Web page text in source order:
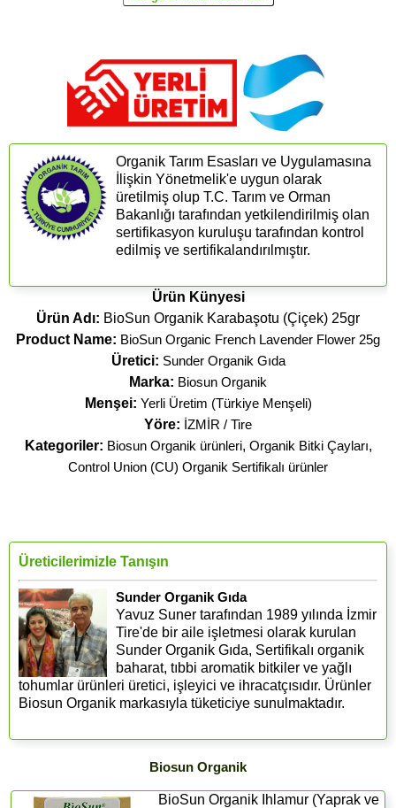
Organik Tarım Esasları ve Uygulamasına
İlişkin Yönetmelik'e uygun olarak
üretilmiş olup T.C. Tarım ve Orman
Bakanlığı tarafından yetkilendirilmiş olan
sertifikasyon kuruluşu tarafından kontrol
edilmiş ve sertifikalandırılmıştır.
Ürün Künyesi
Ürün Adı: BioSun Organik Karabaşotu (Çiçek) 25gr
Product Name: BioSun Organic French Lavender Flower 25g
Üretici: Sunder Organik Gıda
Marka: Biosun Organik
Menşei: Yerli Üretim (Türkiye Menşeli)
Yöre: İZMİR / Tire
Kategoriler: Biosun Organik ürünleri, Organik Bitki Çayları,
Control Union (CU) Organik Sertifikalı ürünler
Üreticilerimizle Tanışın
Sunder Organik Gıda
Yavuz Suner tarafından 1989 yılında İzmir
Tire'de bir aile işletmesi olarak kurulan
Sunder Organik Gıda, Sertifikalı organik
baharat, tıbbi aromatik bitkiler ve yağlı
tohumlar ürünleri üretici, işleyici ve ihracatçısıdır. Ürünler
Biosun Organik markasıyla tüketiciye sunulmaktadır.
Biosun Organik
BioSun Organik Ihlamur (Yaprak ve